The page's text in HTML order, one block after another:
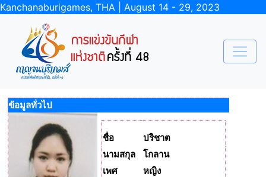
Kanchanaburigames, THA | August 14 - 29, 2023
ข้อมูลทั่วไป
ชื่อ
ปริชาต
นามสกุล
โกลาน
เพศ
หญิง